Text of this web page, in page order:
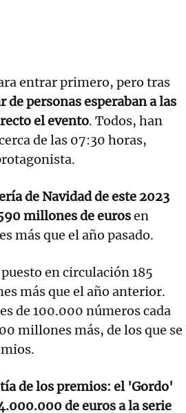
entrar primero, pero tras
personas esperaban a las
el evento. Todos, han
de las 07:30 horas,
de Navidad de este 2023
millones de eurosen
más que el año pasado.
en circulación 185
más que el año anterior.
de 100.000 números cada
millones más, de los que se
de los premios: el 'Gordo'
de euros a la serie